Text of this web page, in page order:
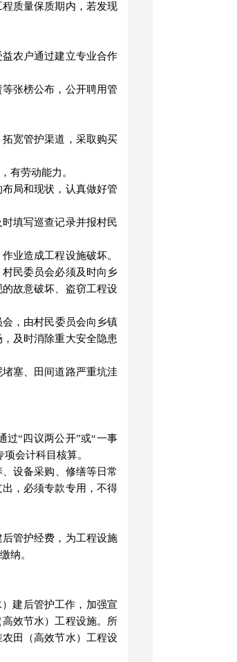
质量保质期内，若发现
农户通过建立专业合作
张榜公布，公开聘用管
宽管护渠道，采取购买
有劳动能力。
局和现状，认真做好管
填写巡查记录并报村民
业造成工程设施破坏。
民委员会必须及时向乡
故意破坏、盗窃工程设
，由村民委员会向乡镇
及时消除重大安全隐患
塞、田间道路严重坑洼
过“ 四议两公开”或“一事
会计科目核算。
设备采购、修缮等日常
，必须专款专用，不得
管护经费，为工程设施
纳。
建后管护工作，加强宣
效节水）工程设施。所
田（高效节水）工程设